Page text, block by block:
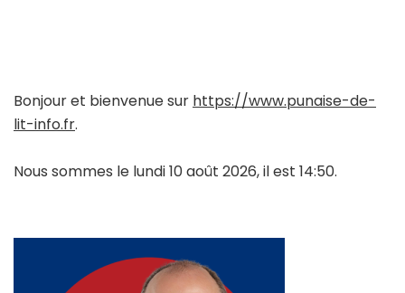
Bonjour et bienvenue sur https://www.punaise-de-
lit-info.fr.
Nous sommes le lundi 10 août 2026, il est 14:50.